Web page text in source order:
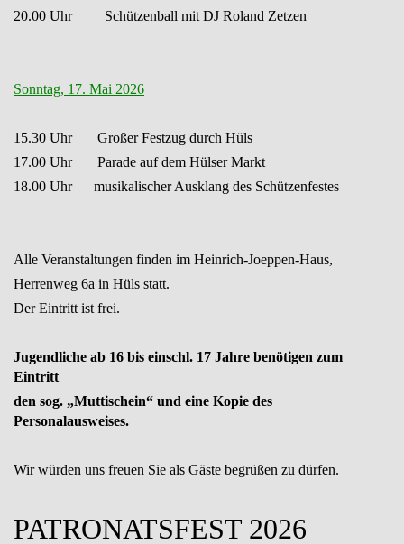
20.00 Uhr Schützenball mit DJ Roland Zetzen
Sonntag, 17. Mai 2026
15.30 Uhr Großer Festzug durch Hüls
17.00 Uhr Parade auf dem Hülser Markt
18.00 Uhr musikalischer Ausklang des Schützenfestes
Alle Veranstaltungen finden im Heinrich-Joeppen-Haus,
Herrenweg 6a in Hüls statt.
Der Eintritt ist frei.
Jugendliche ab 16 bis einschl. 17 Jahre benötigen zum
Eintritt
den sog. „Muttischein“ und eine Kopie des
Personalausweises.
Wir würden uns freuen Sie als Gäste begrüßen zu dürfen.
PATRONATSFEST 2026